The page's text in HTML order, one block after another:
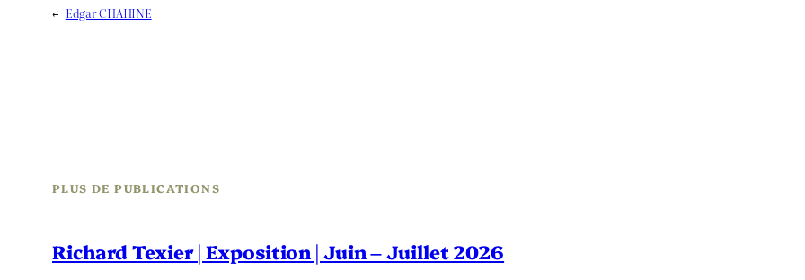
← Edgar CHAHINE
PLUS DE PUBLICATIONS
Richard Texier | Exposition | Juin – Juillet 2026